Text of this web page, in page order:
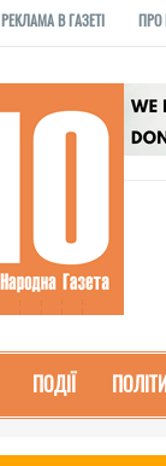
РЕКЛАМА В ГАЗЕТІ ПРО
ПОДІЇ